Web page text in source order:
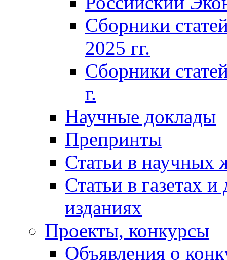
Сборники
2025 гг.
Сборники
г.
Научные доклады
Препринты
Статьи в научных
Статьи в газетах
изданиях
Проекты, конкурсы
Объявления о